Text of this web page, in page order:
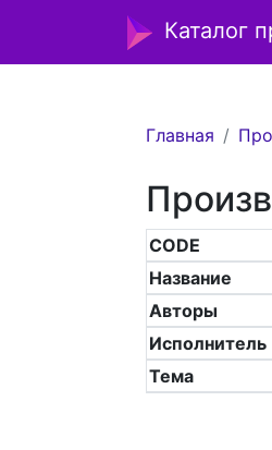
Каталог
Главная
CODE
Название
Авторы
Исполнитель
Тема